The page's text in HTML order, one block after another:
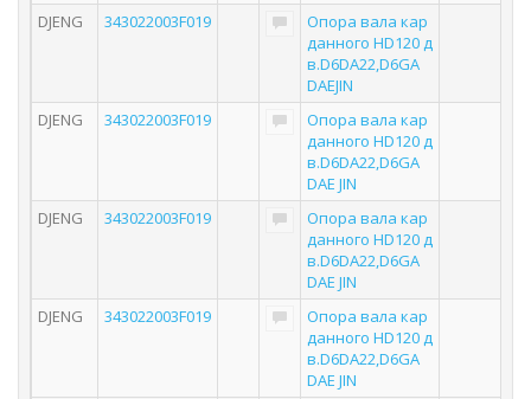
DJENG
343022003F019
Опора вала кар
данного HD120 д
в.D6DA22,D6GA
DAEJIN
DJENG
343022003F019
Опора вала кар
данного HD120 д
в.D6DA22,D6GA
DAE JIN
DJENG
343022003F019
Опора вала кар
данного HD120 д
в.D6DA22,D6GA
DAE JIN
DJENG
343022003F019
Опора вала кар
данного HD120 д
в.D6DA22,D6GA
DAE JIN